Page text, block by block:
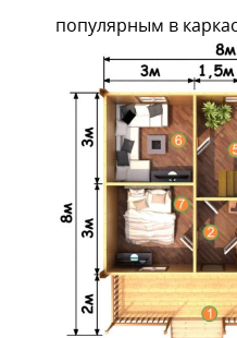
популярным в